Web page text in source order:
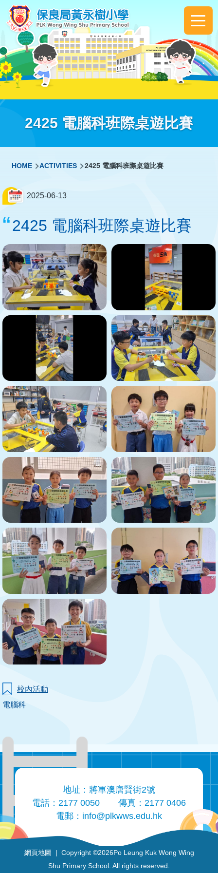
Skip to main content
Main
navigation
2425 電腦科班際桌遊比賽
Breadcrumb
HOME ACTIVITIES 2425 電腦科班際桌遊比賽
2025-06-13
2425 電腦科班際桌遊比賽
校內活動
電腦科
地址：將軍澳唐賢街2號
電話：2177 0050
傳真：2177 0406
電郵： info@plkwws.edu.hk
網頁地圖 | Copyright ©2026Po Leung Kuk Wong Wing
Shu Primary School. All rights reserved.